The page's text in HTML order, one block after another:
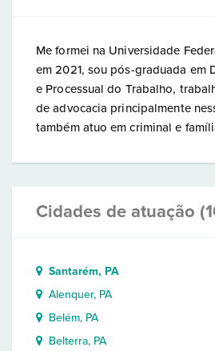
Me formei na Universidade
em 2021, sou pós-graduada em
e Processual do Trabalho,
de advocacia principalmente
também atuo em criminal e
Cidades de atuação
Santarém, PA
Alenquer, PA
Belém, PA
Belterra, PA